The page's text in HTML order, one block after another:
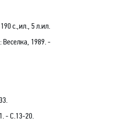
с.,ил., 5 л.ил.
Веселка, 1989. -
- С.13-20.